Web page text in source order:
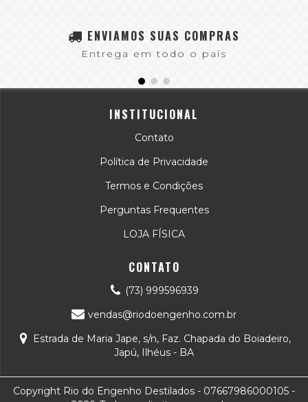
ENVIAMOS SUAS COMPRAS
Entrega em todo o país
INSTITUCIONAL
Contato
Política de Privacidade
Termos e Condições
Perguntas Frequentes
LOJA FÍSICA
CONTATO
(73) 999596939
vendas@riodoengenho.com.br
Estrada de Maria Jape, s/n, Faz. Chapada do Boiadeiro,
Japú, Ilhéus - BA
Copyright Rio do Engenho Destilados - 07667986000105 -